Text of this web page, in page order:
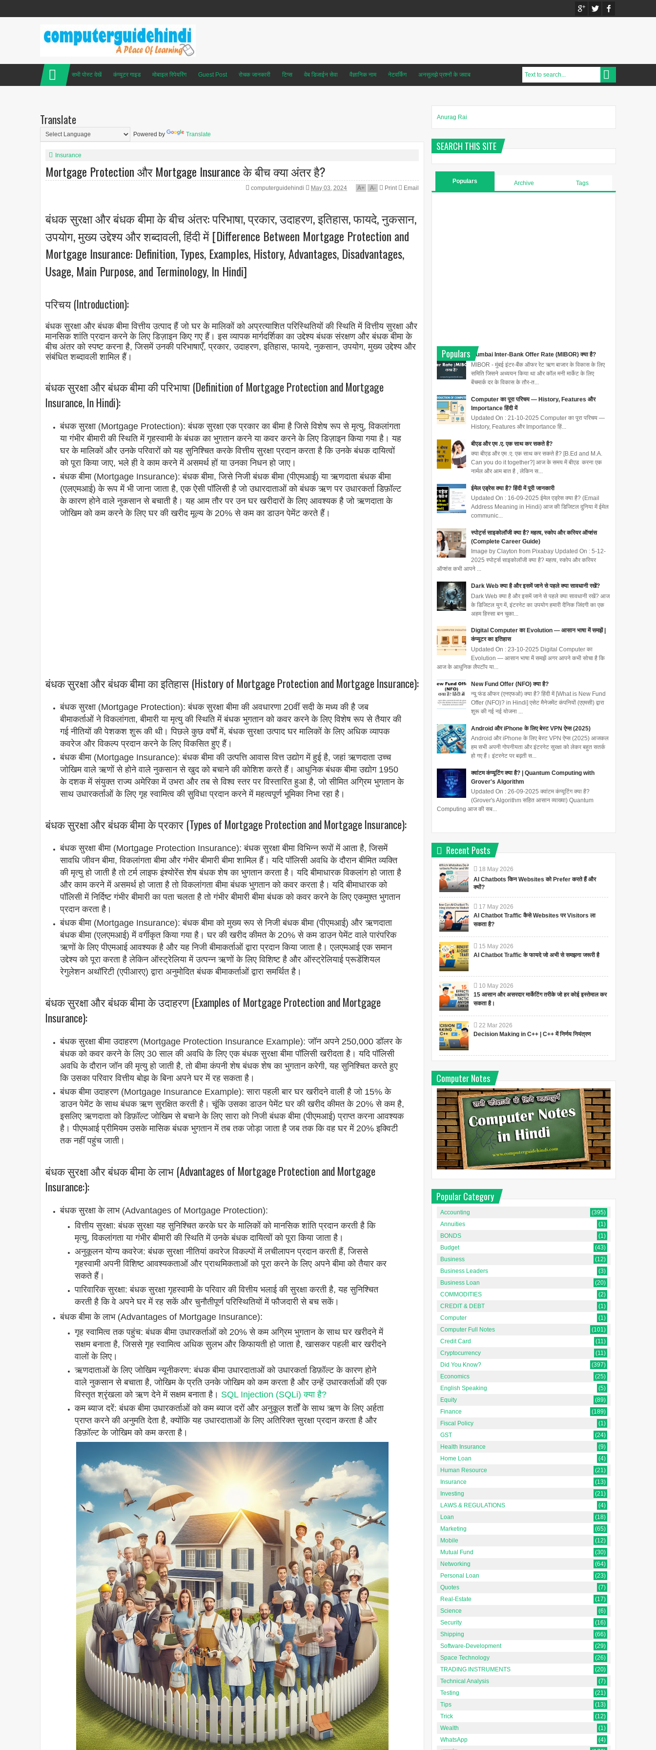
सभी पोस्ट देखें कंप्यूटर गाइड मोबाइल रिपेयरिंग Guest Post रोचक जानकारी टिप्स वेब डिजाईन सेवा वैज्ञानिक नाम नेटवर्किंग अनसुलझे प्रश्नों के जवाब
Translate
Powered by Translate
Insurance
Mortgage Protection और Mortgage Insurance के बीच क्या अंतर है?
computerguidehindi May 03, 2024 A+ A- Print Email
बंधक सुरक्षा और बंधक बीमा के बीच अंतर: परिभाषा, प्रकार, उदाहरण, इतिहास, फायदे, नुकसान,
उपयोग, मुख्य उद्देश्य और शब्दावली, हिंदी में [Difference Between Mortgage Protection and
Mortgage Insurance: Definition, Types, Examples, History, Advantages, Disadvantages,
Usage, Main Purpose, and Terminology, In Hindi]
परिचय (Introduction):
बंधक सुरक्षा और बंधक बीमा वित्तीय उत्पाद हैं जो घर के मालिकों को अप्रत्याशित परिस्थितियों की स्थिति में वित्तीय सुरक्षा और
मानसिक शांति प्रदान करने के लिए डिज़ाइन किए गए हैं। इस व्यापक मार्गदर्शिका का उद्देश्य बंधक संरक्षण और बंधक बीमा के
बीच अंतर को स्पष्ट करना है, जिसमें उनकी परिभाषाएँ, प्रकार, उदाहरण, इतिहास, फायदे, नुकसान, उपयोग, मुख्य उद्देश्य और
संबंधित शब्दावली शामिल हैं।
बंधक सुरक्षा और बंधक बीमा की परिभाषा (Definition of Mortgage Protection and Mortgage
Insurance, In Hindi):
बंधक सुरक्षा (Mortgage Protection): बंधक सुरक्षा एक प्रकार का बीमा है जिसे विशेष रूप से मृत्यु, विकलांगता
या गंभीर बीमारी की स्थिति में गृहस्वामी के बंधक का भुगतान करने या कवर करने के लिए डिज़ाइन किया गया है। यह
घर के मालिकों और उनके परिवारों को यह सुनिश्चित करके वित्तीय सुरक्षा प्रदान करता है कि उनके बंधक दायित्वों
को पूरा किया जाए, भले ही वे काम करने में असमर्थ हों या उनका निधन हो जाए।
बंधक बीमा (Mortgage Insurance): बंधक बीमा, जिसे निजी बंधक बीमा (पीएमआई) या ऋणदाता बंधक बीमा
(एलएमआई) के रूप में भी जाना जाता है, एक ऐसी पॉलिसी है जो उधारदाताओं को बंधक ऋण पर उधारकर्ता डिफ़ॉल्ट
के कारण होने वाले नुकसान से बचाती है। यह आम तौर पर उन घर खरीदारों के लिए आवश्यक है जो ऋणदाता के
जोखिम को कम करने के लिए घर की खरीद मूल्य के 20% से कम का डाउन पेमेंट करते हैं।
बंधक सुरक्षा और बंधक बीमा का इतिहास (History of Mortgage Protection and Mortgage Insurance):
बंधक सुरक्षा (Mortgage Protection): बंधक सुरक्षा बीमा की अवधारणा 20वीं सदी के मध्य की है जब
बीमाकर्ताओं ने विकलांगता, बीमारी या मृत्यु की स्थिति में बंधक भुगतान को कवर करने के लिए विशेष रूप से तैयार की
गई नीतियों की पेशकश शुरू की थी। पिछले कुछ वर्षों में, बंधक सुरक्षा उत्पाद घर मालिकों के लिए अधिक व्यापक
कवरेज और विकल्प प्रदान करने के लिए विकसित हुए हैं।
बंधक बीमा (Mortgage Insurance): बंधक बीमा की उत्पत्ति आवास वित्त उद्योग में हुई है, जहां ऋणदाता उच्च
जोखिम वाले ऋणों से होने वाले नुकसान से खुद को बचाने की कोशिश करते हैं। आधुनिक बंधक बीमा उद्योग 1950
के दशक में संयुक्त राज्य अमेरिका में उभरा और तब से विश्व स्तर पर विस्तारित हुआ है, जो सीमित अग्रिम भुगतान के
साथ उधारकर्ताओं के लिए गृह स्वामित्व की सुविधा प्रदान करने में महत्वपूर्ण भूमिका निभा रहा है।
बंधक सुरक्षा और बंधक बीमा के प्रकार (Types of Mortgage Protection and Mortgage Insurance):
बंधक सुरक्षा बीमा (Mortgage Protection Insurance): बंधक सुरक्षा बीमा विभिन्न रूपों में आता है, जिसमें
सावधि जीवन बीमा, विकलांगता बीमा और गंभीर बीमारी बीमा शामिल हैं। यदि पॉलिसी अवधि के दौरान बीमित व्यक्ति
की मृत्यु हो जाती है तो टर्म लाइफ इंश्योरेंस शेष बंधक शेष का भुगतान करता है। यदि बीमाधारक विकलांग हो जाता है
और काम करने में असमर्थ हो जाता है तो विकलांगता बीमा बंधक भुगतान को कवर करता है। यदि बीमाधारक को
पॉलिसी में निर्दिष्ट गंभीर बीमारी का पता चलता है तो गंभीर बीमारी बीमा बंधक को कवर करने के लिए एकमुश्त भुगतान
प्रदान करता है।
बंधक बीमा (Mortgage Insurance): बंधक बीमा को मुख्य रूप से निजी बंधक बीमा (पीएमआई) और ऋणदाता
बंधक बीमा (एलएमआई) में वर्गीकृत किया गया है। घर की खरीद कीमत के 20% से कम डाउन पेमेंट वाले पारंपरिक
ऋणों के लिए पीएमआई आवश्यक है और यह निजी बीमाकर्ताओं द्वारा प्रदान किया जाता है। एलएमआई एक समान
उद्देश्य को पूरा करता है लेकिन ऑस्ट्रेलिया में उत्पन्न ऋणों के लिए विशिष्ट है और ऑस्ट्रेलियाई प्रूडेंशियल
रेगुलेशन अथॉरिटी (एपीआरए) द्वारा अनुमोदित बंधक बीमाकर्ताओं द्वारा समर्थित है।
बंधक सुरक्षा और बंधक बीमा के उदाहरण (Examples of Mortgage Protection and Mortgage
Insurance):
बंधक सुरक्षा बीमा उदाहरण (Mortgage Protection Insurance Example): जॉन अपने 250,000 डॉलर के
बंधक को कवर करने के लिए 30 साल की अवधि के लिए एक बंधक सुरक्षा बीमा पॉलिसी खरीदता है। यदि पॉलिसी
अवधि के दौरान जॉन की मृत्यु हो जाती है, तो बीमा कंपनी शेष बंधक शेष का भुगतान करेगी, यह सुनिश्चित करते हुए
कि उसका परिवार वित्तीय बोझ के बिना अपने घर में रह सकता है।
बंधक बीमा उदाहरण (Mortgage Insurance Example): सारा पहली बार घर खरीदने वाली है जो 15% के
डाउन पेमेंट के साथ बंधक ऋण सुरक्षित करती है। चूंकि उसका डाउन पेमेंट घर की खरीद कीमत के 20% से कम है,
इसलिए ऋणदाता को डिफ़ॉल्ट जोखिम से बचाने के लिए सारा को निजी बंधक बीमा (पीएमआई) प्राप्त करना आवश्यक
है। पीएमआई प्रीमियम उसके मासिक बंधक भुगतान में तब तक जोड़ा जाता है जब तक कि वह घर में 20% इक्विटी
तक नहीं पहुंच जाती।
बंधक सुरक्षा और बंधक बीमा के लाभ (Advantages of Mortgage Protection and Mortgage
Insurance:):
बंधक सुरक्षा के लाभ (Advantages of Mortgage Protection):
वित्तीय सुरक्षा: बंधक सुरक्षा यह सुनिश्चित करके घर के मालिकों को मानसिक शांति प्रदान करती है कि
मृत्यु, विकलांगता या गंभीर बीमारी की स्थिति में उनके बंधक दायित्वों को पूरा किया जाता है।
अनुकूलन योग्य कवरेज: बंधक सुरक्षा नीतियां कवरेज विकल्पों में लचीलापन प्रदान करती हैं, जिससे
गृहस्वामी अपनी विशिष्ट आवश्यकताओं और प्राथमिकताओं को पूरा करने के लिए अपने बीमा को तैयार कर
सकते हैं।
पारिवारिक सुरक्षा: बंधक सुरक्षा गृहस्वामी के परिवार की वित्तीय भलाई की सुरक्षा करती है, यह सुनिश्चित
करती है कि वे अपने घर में रह सकें और चुनौतीपूर्ण परिस्थितियों में फौजदारी से बच सकें।
बंधक बीमा के लाभ (Advantages of Mortgage Insurance):
गृह स्वामित्व तक पहुंच: बंधक बीमा उधारकर्ताओं को 20% से कम अग्रिम भुगतान के साथ घर खरीदने में
सक्षम बनाता है, जिससे गृह स्वामित्व अधिक सुलभ और किफायती हो जाता है, खासकर पहली बार खरीदने
वालों के लिए।
ऋणदाताओं के लिए जोखिम न्यूनीकरण: बंधक बीमा उधारदाताओं को उधारकर्ता डिफ़ॉल्ट के कारण होने
वाले नुकसान से बचाता है, जोखिम के प्रति उनके जोखिम को कम करता है और उन्हें उधारकर्ताओं की एक
विस्तृत श्रृंखला को ऋण देने में सक्षम बनाता है। SQL Injection (SQLi) क्या है?
कम ब्याज दरें: बंधक बीमा उधारकर्ताओं को कम ब्याज दरों और अनुकूल शर्तों के साथ ऋण के लिए अर्हता
प्राप्त करने की अनुमति देता है, क्योंकि यह उधारदाताओं के लिए अतिरिक्त सुरक्षा प्रदान करता है और
डिफ़ॉल्ट के जोखिम को कम करता है।
Anurag Rai
SEARCH THIS SITE
Populars Archive Tags
Populars
Mumbai Inter-Bank Offer Rate (MIBOR) क्या है?
MIBOR - मुंबई इंटर-बैंक ऑफर रेट ऋण बाजार के विकास के लिए
समिति जिसने अध्ययन किया था और कॉल मनी मार्केट के लिए
बेंचमार्क दर के विकास के तौर-त...
Computer का पूरा परिचय — History, Features और
Importance हिंदी में
Updated On : 21-10-2025 Computer का पूरा परिचय —
History, Features और Importance हिं...
बीएड और एम .ए. एक साथ कर सकते है?
क्या बीएड और एम .ए. एक साथ कर सकते है? [B.Ed and M.A.
Can you do it together?] आज के समय में बीएड करना एक
नार्मल और आम बात है , लेकिन स...
ईमेल एड्रेस क्या है? हिंदी में पूरी जानकारी
Updated On : 16-09-2025 ईमेल एड्रेस क्या है? (Email
Address Meaning in Hindi) आज की डिजिटल दुनिया में ईमेल
communic...
स्पोर्ट्स साइकोलॉजी क्या है? महत्व, स्कोप और करियर ऑप्शंस
(Complete Career Guide)
Image by Clayton from Pixabay Updated On : 5-12-
2025 स्पोर्ट्स साइकोलॉजी क्या है? महत्व, स्कोप और करियर
ऑप्शंस कभी आपने ...
Dark Web क्या है और इसमें जाने से पहले क्या सावधानी रखें?
Dark Web क्या है और इसमें जाने से पहले क्या सावधानी रखें? आज
के डिजिटल युग में, इंटरनेट का उपयोग हमारी दैनिक जिंदगी का एक
अहम हिस्सा बन चुका...
Digital Computer का Evolution — आसान भाषा में समझें |
कंप्यूटर का इतिहास
Updated On : 23-10-2025 Digital Computer का
Evolution — आसान भाषा में समझें अगर आपने कभी सोचा है कि
आज के आधुनिक लैपटॉप या...
New Fund Offer (NFO) क्या है?
न्यू फंड ऑफर (एनएफओ) क्या है? हिंदी में [What is New Fund
Offer (NFO)? in Hindi] एसेट मैनेजमेंट कंपनियों (एएमसी) द्वारा
शुरू की गई नई योजना ...
Android और iPhone के लिए बेस्ट VPN ऐप्स (2025)
Android और iPhone के लिए बेस्ट VPN ऐप्स (2025) आजकल
हम सभी अपनी गोपनीयता और इंटरनेट सुरक्षा को लेकर बहुत सतर्क
हो गए हैं। इंटरनेट पर बढ़ती स...
क्वांटम कंप्यूटिंग क्या है? | Quantum Computing with
Grover's Algorithm
Updated On : 26-09-2025 क्वांटम कंप्यूटिंग क्या है?
(Grover's Algorithm सहित आसान व्याख्या) Quantum
Computing आज की सब...
Recent Posts
18 May 2026
AI Chatbots किन Websites को Prefer करते हैं और
क्यों?
17 May 2026
AI Chatbot Traffic कैसे Websites पर Visitors ला
सकता है?
15 May 2026
AI Chatbot Traffic के फायदे जो अभी से समझना जरूरी है
10 May 2026
15 आसान और असरदार मार्केटिंग तरीके जो हर कोई इस्तेमाल कर
सकता है।
22 Mar 2026
Decision Making in C++ | C++ में निर्णय नियंत्रण
Computer Notes
Popular Category
Accounting
(395)
Annuities
(1)
BONDS
(1)
Budget
(43)
Business
(12)
Business Leaders
(3)
Business Loan
(20)
COMMODITIES
(2)
CREDIT & DEBT
(1)
Computer
(1)
Computer Full Notes
(101)
Credit Card
(11)
Cryptocurrency
(11)
Did You Know?
(397)
Economics
(25)
English Speaking
(5)
Equity
(89)
Finance
(189)
Fiscal Policy
(1)
GST
(24)
Health Insurance
(9)
Home Loan
(4)
Human Resource
(21)
Insurance
(13)
Investing
(21)
LAWS & REGULATIONS
(4)
Loan
(18)
Marketing
(65)
Mobile
(12)
Mutual Fund
(30)
Networking
(64)
Personal Loan
(23)
Quotes
(7)
Real-Estate
(17)
Science
(6)
Security
(16)
Shipping
(66)
Software-Development
(29)
Space Technology
(26)
TRADING INSTRUMENTS
(20)
Technical Analysis
(7)
Testing
(21)
Tips
(13)
Trick
(12)
Wealth
(1)
WhatsApp
(4)